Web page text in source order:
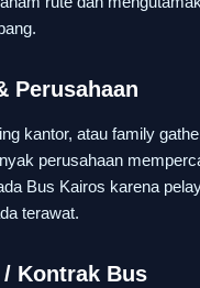
Perusahaan
kantor, atau family
perusahaan
Bus Kairos karena
terawat.
Kontrak Bus